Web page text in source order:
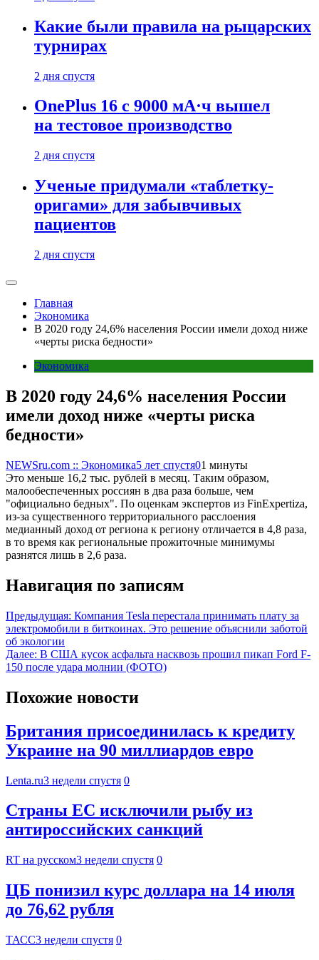
Какие были правила на рыцарских
турнирах
2 дня спустя
OnePlus 16 с 9000 мА·ч вышел
на тестовое производство
2 дня спустя
Ученые придумали «таблетку-
оригами» для забывчивых
пациентов
2 дня спустя
Главная
Экономика
В 2020 году 24,6% населения России имели доход ниже
«черты риска бедности»
Экономика
В 2020 году 24,6% населения России
имели доход ниже «черты риска
бедности»
NEWSru.com :: Экономика5 лет спустя01 минуты
Это меньше 16,2 тыс. рублей в месяц. Таким образом,
малообеспеченных россиян в два раза больше, чем
"официально бедных". По оценкам экспертов из FinExpertiza,
из-за существенного территориального расслоения
медианный доход от региона к региону отличается в 4,8 раза,
в то время как региональные прожиточные минимумы
разнятся лишь в 2,6 раза.
Навигация по записям
Предыдущая: Компания Tesla перестала принимать плату за
электромобили в биткоинах. Это решение объяснили заботой
об экологии
Далее: В США кусок асфальта насквозь прошил пикап Ford F-
150 после удара молнии (ФОТО)
Похожие новости
Британия присоединилась к кредиту
Украине на 90 миллиардов евро
Lenta.ru3 недели спустя 0
Страны ЕС исключили рыбу из
антироссийских санкций
RT на русском3 недели спустя 0
ЦБ понизил курс доллара на 14 июля
до 76,62 рубля
ТАСС3 недели спустя 0